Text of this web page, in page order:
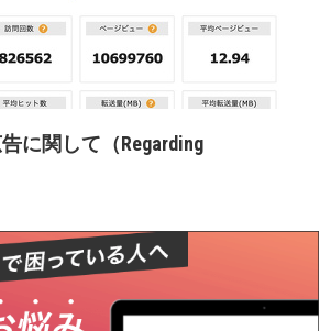
告に関して（Regarding